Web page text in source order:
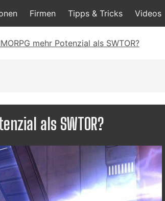
Firmen Tipps & Tricks Videos
mehr Potenzial als SWTOR?
als SWTOR?